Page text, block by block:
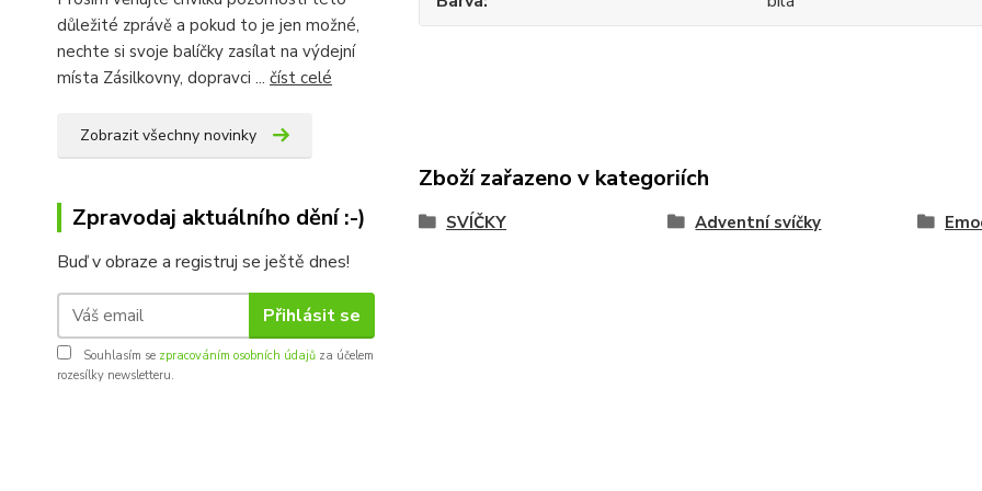
důležité zprávě a pokud to je jen možné,
nechte si svoje balíčky zasílat na výdejní
místa Zásilkovny, dopravci ... číst celé
Zobrazit všechny novinky
Zpravodaj aktuálního dění :-)
Buď v obraze a registruj se ještě dnes!
Přihlásit se
Souhlasím se zpracováním osobních údajů za účelem
rozesílky newsletteru.
Zboží zařazeno v kategoriích
SVÍČKY Adventní svíčky